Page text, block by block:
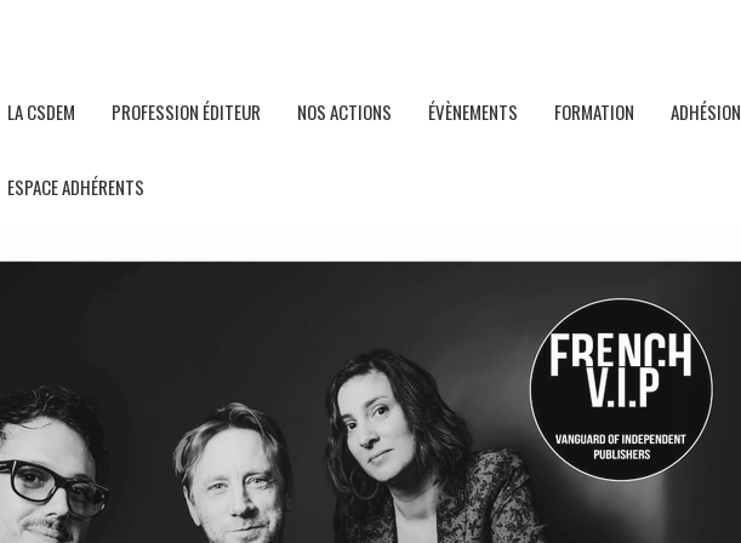
LA CSDEM
PROFESSION ÉDITEUR NOS ACTIONS ÉVÈNEMENTS FORMATION ADHÉSION
ESPACE ADHÉRENTS